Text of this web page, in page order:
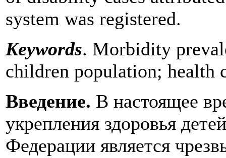
system was registered.
Keywords. Morbidity
children population; health
Введение. В настоящее
укрепле­ния здоровья
Федерации является